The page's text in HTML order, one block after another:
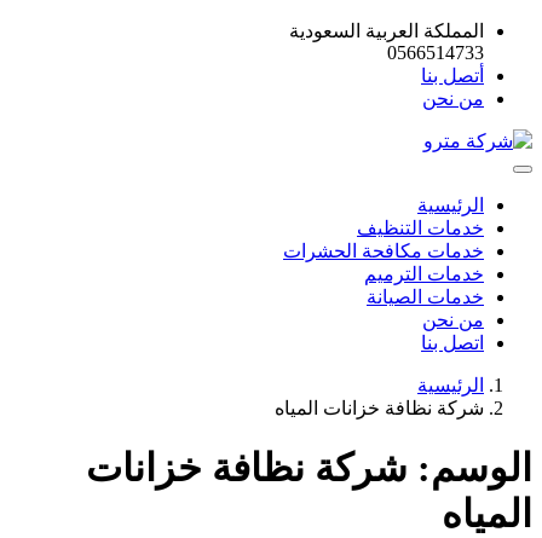
المملكة العربية السعودية
0566514733
أتصل بنا
من نحن
الرئيسية
خدمات التنظيف
خدمات مكافحة الحشرات
خدمات الترميم
خدمات الصيانة
من نحن
اتصل بنا
الرئيسية
شركة نظافة خزانات المياه
الوسم: شركة نظافة خزانات
المياه